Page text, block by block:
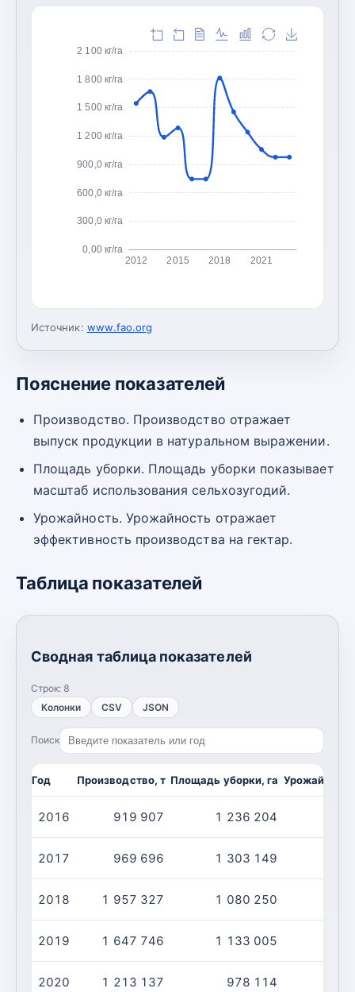
0,00 кг/га
300,0 кг/га
600,0 кг/га
900,0 кг/га
1 200 кг/га
1 500 кг/га
1 800 кг/га
2 100 кг/га
2012 2015 2018 2021
Источник: www.fao.org
Пояснение показателей
Производство. Производство отражает
выпуск продукции в натуральном выражении.
Площадь уборки. Площадь уборки показывает
масштаб использования сельхозугодий.
Урожайность. Урожайность отражает
эффективность производства на гектар.
Таблица показателей
Сводная таблица показателей
Строк: 8
Колонки
CSV JSON
Поиск
Год Производство, т Площадь уборки, га
2016 919 907 1 236 204
2017 969 696 1 303 149
2018 1 957 327 1 080 250
2019 1 647 746 1 133 005
2020 1 213 137 978 114